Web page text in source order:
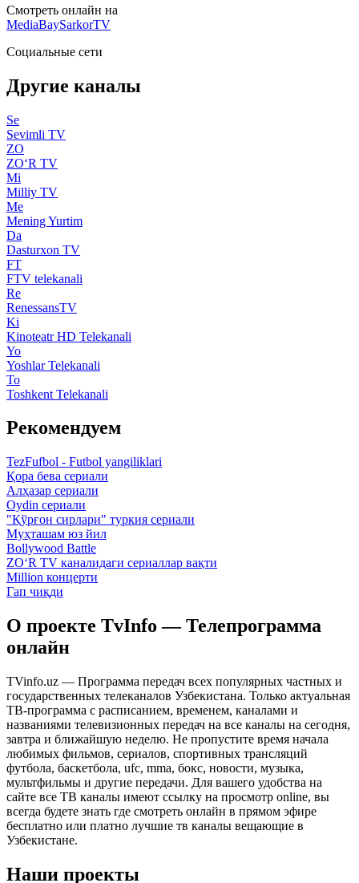
Смотреть онлайн на
MediaBaySarkorTV
Социальные сети
Другие каналы
Se
Sevimli TV
ZO
ZO‘R TV
Mi
Milliy TV
Me
Mening Yurtim
Da
Dasturxon TV
FT
FTV telekanali
Re
RenessansTV
Ki
Kinoteatr HD Telekanali
Yo
Yoshlar Telekanali
To
Toshkent Telekanali
Рекомендуем
TezFufbol - Futbol yangiliklari
Қора бева сериали
Алҳазар сериали
Oydin сериали
"Қўрғон сирлари" туркия сериали
Муҳташам юз йил
Bollywood Battle
ZO‘R TV каналидаги сериаллар вақти
Million концерти
Гап чиқди
О проекте TvInfo — Телепрограмма
онлайн
TVinfo.uz — Программа передач всех популярных частных и
государственных телеканалов Узбекистана. Только актуальная
ТВ-программа с расписанием, временем, каналами и
названиями телевизионных передач на все каналы на сегодня,
завтра и ближайшую неделю. Не пропустите время начала
любимых фильмов, сериалов, спортивных трансляций
футбола, баскетбола, ufc, mma, бокс, новости, музыка,
мультфильмы и другие передачи. Для вашего удобства на
сайте все ТВ каналы имеют ссылку на просмотр online, вы
всегда будете знать где смотреть онлайн в прямом эфире
бесплатно или платно лучшие тв каналы вещающие в
Узбекистане.
Наши проекты